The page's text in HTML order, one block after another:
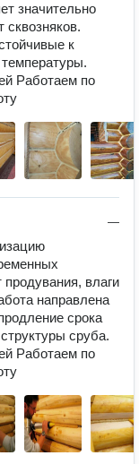
значительно
сквозняков.
к
Работаем по
—
влаги
направлена
срока
сруба.
Работаем по